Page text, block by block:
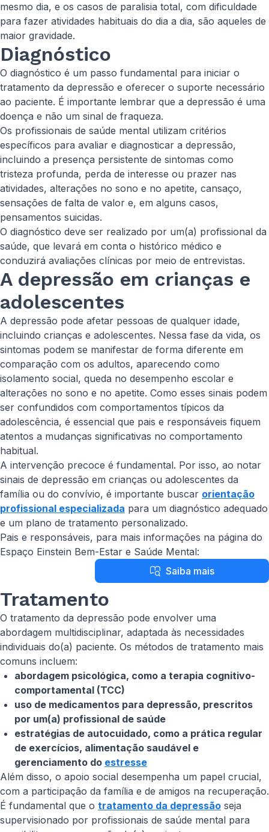
mesmo dia, e os casos de paralisia total, com dificuldade
para fazer atividades habituais do dia a dia, são aqueles de
maior gravidade.
Diagnóstico
O diagnóstico é um passo fundamental para iniciar o
tratamento da depressão e oferecer o suporte necessário
ao paciente. É importante lembrar que a depressão é uma
doença e não um sinal de fraqueza.
Os profissionais de saúde mental utilizam critérios
específicos para avaliar e diagnosticar a depressão,
incluindo a presença persistente de sintomas como
tristeza profunda, perda de interesse ou prazer nas
atividades, alterações no sono e no apetite, cansaço,
sensações de falta de valor e, em alguns casos,
pensamentos suicidas.
O diagnóstico deve ser realizado por um(a) profissional da
saúde, que levará em conta o histórico médico e
conduzirá avaliações clínicas por meio de entrevistas.
A depressão em crianças e
adolescentes
A depressão pode afetar pessoas de qualquer idade,
incluindo crianças e adolescentes. Nessa fase da vida, os
sintomas podem se manifestar de forma diferente em
comparação com os adultos, aparecendo como
isolamento social, queda no desempenho escolar e
alterações no sono e no apetite. Como esses sinais podem
ser confundidos com comportamentos típicos da
adolescência, é essencial que pais e responsáveis fiquem
atentos a mudanças significativas no comportamento
habitual.
A intervenção precoce é fundamental. Por isso, ao notar
sinais de depressão em crianças ou adolescentes da
família ou do convívio, é importante buscar orientação
profissional especializada para um diagnóstico adequado
e um plano de tratamento personalizado.
Pais e responsáveis, para mais informações na página do
Espaço Einstein Bem-Estar e Saúde Mental:
Saiba mais
Tratamento
O tratamento da depressão pode envolver uma
abordagem multidisciplinar, adaptada às necessidades
individuais do(a) paciente. Os métodos de tratamento mais
comuns incluem:
abordagem psicológica, como a terapia cognitivo-
comportamental (TCC)
uso de medicamentos para depressão, prescritos
por um(a) profissional de saúde
estratégias de autocuidado, como a prática regular
de exercícios, alimentação saudável e
gerenciamento do estresse
Além disso, o apoio social desempenha um papel crucial,
com a participação da família e de amigos na recuperação.
É fundamental que o tratamento da depressão seja
supervisionado por profissionais de saúde mental para